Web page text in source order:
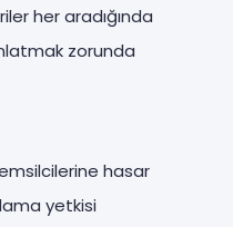
her aradığında
zorunda
hasar
yetkisi